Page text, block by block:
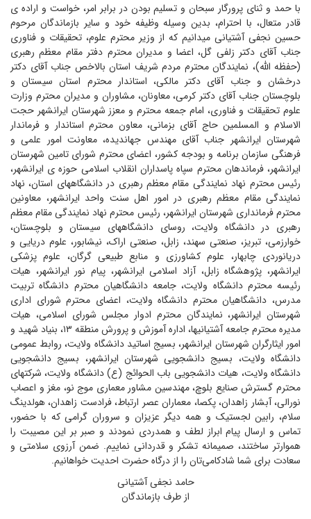
با حمد و ثنای پرورگار سبحان و تسلیم بودن در برابر امر، خواست و اراده ی
قادر متعال، با احترام، بدین وسیله وظیفه خود و سایر بازماندگان مرحوم
حسین نجفی آشتیانی میدانیم که از وزیر محترم علوم، تحقیقات و فناوری
جناب آقای دکتر زلفی گل، اعضا و مدیران محترم دفتر مقام معظم رهبری
(حفظه الله)، نمایندگان محترم مردم شریف استان بالاخص جناب آقای دکتر
درخشان و جناب آقای دکتر مالکی، استاندار محترم استان سیستان و
بلوچستان جناب آقای دکتر کرمی، معاونان، مشاوران و مدیران محترم وزارت
علوم تحقیقات و فناوری، امام جمعه محترم و معزز شهرستان ایرانشهر حجت
الاسلام و المسلمین حاج آقای بزمانی، معاون محترم استاندار و فرماندار
شهرستان ایرانشهر جناب آقای مهندس جهاندیده، معاونت امور علمی و
فرهنگی سازمان برنامه و بودجه کشور، اعضای محترم شورای تامین شهرستان
ایرانشهر، فرماندهان محترم سپاه پاسداران انقلاب اسلامی حوزه ی ایرانشهر،
رئیس محترم نهاد نمایندگی مقام معظم رهبری در دانشگاههای استان، نهاد
نمایندگی مقام معظم رهبری در امور اهل سنت واحد ایرانشهر، معاونین
محترم فرمانداری شهرستان ایرانشهر، رئیس محترم نهاد نمایندگی مقام معظم
رهبری در دانشگاه ولایت، روسای دانشگاههای سیستان و بلوچستان،
خوارزمی، تبریز، صنعتی سهند، زابل، صنعتی اراک، نیشابور، علوم دریایی و
دریانوردی چابهار، علوم کشاورزی و منابع طبیعی گرگان، علوم پزشکی
ایرانشهر، پژوهشگاه زابل، آزاد اسلامی ایرانشهر، پیام نور ایرانشهر، هیات
رئیسه محترم دانشگاه ولایت، جامعه دانشگاهیان محترم دانشگاه تربیت
مدرس، دانشگاهیان محترم دانشگاه ولایت، اعضای محترم شورای اداری
شهرستان ایرانشهر، نمایندگان محترم ادوار مجلس شورای اسلامی، هیات
مدیره محترم جامعه آشتیانیها، اداره آموزش و پرورش منطقه ۱۳، بنیاد شهید و
امور ایثارگران شهرستان ایرانشهر، بسیج اساتید دانشگاه ولایت، روابط عمومی
دانشگاه ولایت، بسیج دانشجویی شهرستان ایرانشهر، بسیج دانشجویی
دانشگاه ولایت، هیات دانشجویی باب الحوائج (ع) دانشگاه ولایت، شرکتهای
محترم گسترش صنایع بلوچ، مهندسین مشاور معماری موج نو، مغز و اعصاب
نورالی، آبشار زاهدان، پکصا، معماران عصر ارتباط، فرادست زاهدان، هولدینگ
سلام، رابین لجستیک و همه دیگر عزیزان و سروران گرامی که با حضور،
تماس و ارسال پیام ابراز لطف و همدردی نمودند و صبر بر این مصیبت را
هموارتر ساختند، صمیمانه تشکر و قدردانی نماییم. ضمن آرزوی سلامتی و
سعادت برای شما شادکامی‌تان را از درگاه حضرت احدیت خواهانیم.
حامد نجفی آشتیانی
از طرف بازماندگان